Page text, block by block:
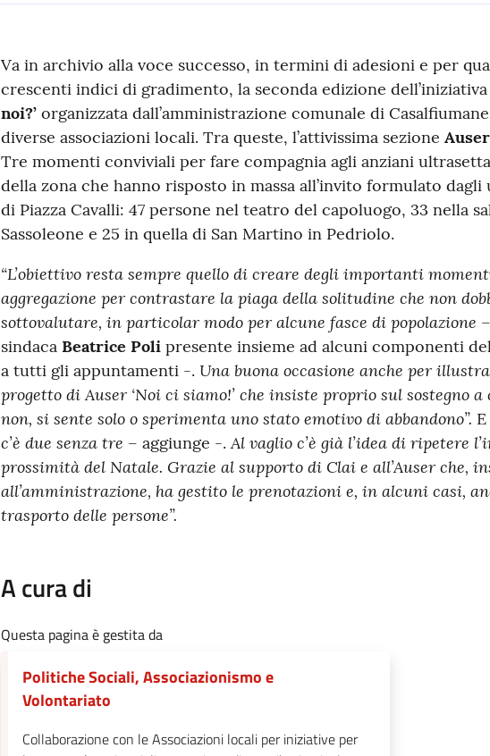
Contenuto
Va in archivio alla voce successo, in termini di adesioni e per
crescenti indici di gradimento, la seconda edizione dell’iniziativa
noi?’organizzata dall’amministrazione comunale di
diverse associazioni locali. Tra queste, l’attivissima sezione Auser
Tre momenti conviviali per fare compagnia agli anziani
della zona che hanno risposto in massa all’invito formulato dagli
di Piazza Cavalli: 47 persone nel teatro del capoluogo, 33 nella
Sassoleone e 25 in quella di San Martino in Pedriolo.
“L’obiettivo resta sempre quello di creare degli importanti
aggregazione per contrastare la piaga della solitudine che non
sottovalutare, in particolar modo per alcune fasce di popolazione
sindaca Beatrice Poli presente insieme ad alcuni componenti
a tutti gli appuntamenti -. Una buona occasione anche per
progetto di Auser ‘Noi ci siamo!’ che insiste proprio sul sostegno a
non, si sente solo o sperimenta uno stato emotivo di abbandono”.
c’è due senza tre – aggiunge -. Al vaglio c’è già l’idea di ripetere
prossimità del Natale. Grazie al supporto di Clai e all’Auser che,
all’amministrazione, ha gestito le prenotazioni e, in alcuni casi,
trasporto delle persone”.
A cura di
Questa pagina è gestita da
Politiche Sociali, Associazionismo e
Volontariato
Collaborazione con le Associazioni locali per iniziative per